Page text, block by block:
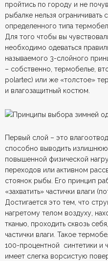
пройтись по городу и не
рыбалке нельзя
определенного типа
Для того чтобы вы
необходимо одеваться
называемого 3-слойного
– собственно, термобелье,
polartec) или же «толстое»
и влагозащитный костюм.
Первый слой – это
способно выводить
повышенной физической
переходов или активном
стоянок рыбы. Его принцип
«захватить» частички влаги
Достигается это тем, что
нагретому телом воздуху,
тканью, проходить сквозь
частички влаги. Такое
100-процентной синтетики и
имеет слегка ворсистую